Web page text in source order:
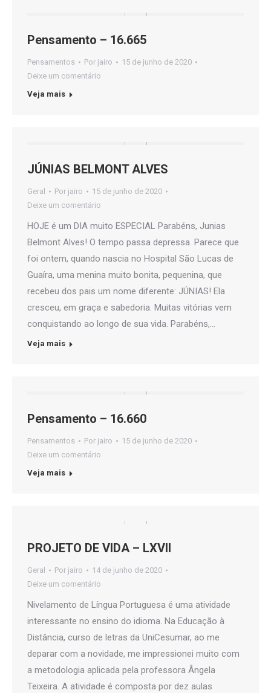
Pensamento – 16.665
Pensamentos Por jairo
15 de junho de 2020
Deixe um comentário
Veja mais
JÚNIAS BELMONT ALVES
Geral Por jairo
15 de junho de 2020
Deixe um comentário
HOJE é um DIA muito ESPECIAL Parabéns, Junias
Belmont Alves! O tempo passa depressa. Parece que
foi ontem, quando nascia no Hospital São Lucas de
Guaíra, uma menina muito bonita, pequenina, que
recebeu dos pais um nome diferente: JÚNIAS! Ela
cresceu, em graça e sabedoria. Muitas vitórias vem
conquistando ao longo de sua vida. Parabéns,…
Veja mais
Pensamento – 16.660
Pensamentos Por jairo
15 de junho de 2020
Deixe um comentário
Veja mais
PROJETO DE VIDA – LXVII
Geral Por jairo
14 de junho de 2020
Deixe um comentário
Nivelamento de Língua Portuguesa é uma atividade
interessante no ensino do idioma. Na Educação à
Distância, curso de letras da UniCesumar, ao me
deparar com a novidade, me impressionei muito com
a metodologia aplicada pela professora Ângela
Teixeira. A atividade é composta por dez aulas